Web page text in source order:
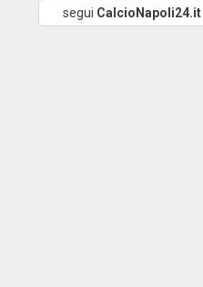
segui CalcioNapoli24.it